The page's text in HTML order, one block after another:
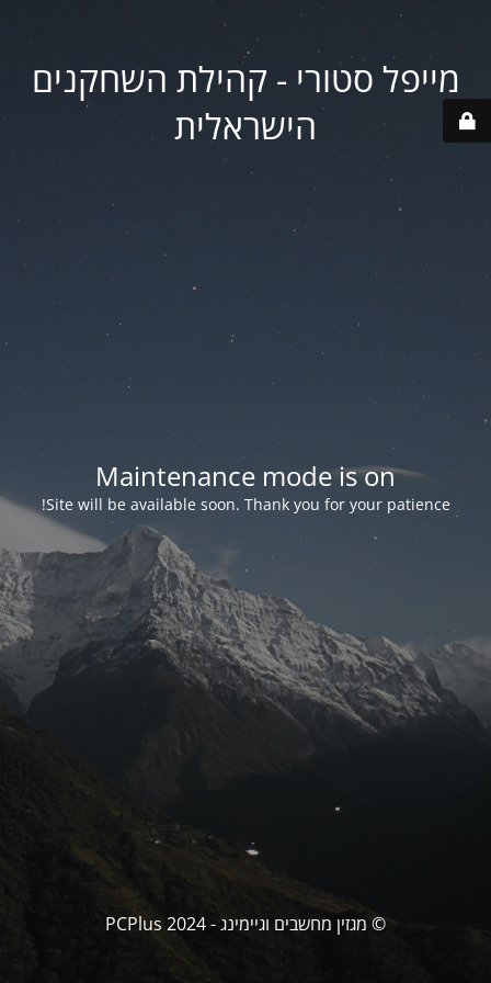
מייפל סטורי - קהילת השחקנים
הישראלית
Maintenance mode is on
Site will be available soon. Thank you for your patience!
© מגזין מחשבים וגיימינג - PCPlus 2024